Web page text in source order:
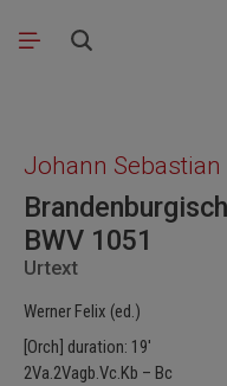
Skip to main content
Johann Sebastian
BWV 1051
Urtext
Werner Felix (ed.)
[Orch] duration: 19'
2Va.2Vagb.Vc.Kb – Bc